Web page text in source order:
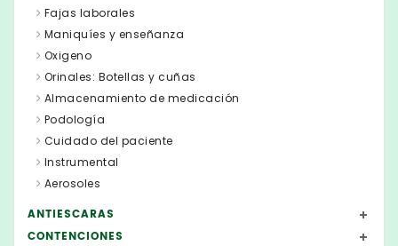
Fajas laborales
Maniquíes y enseñanza
Oxigeno
Orinales: Botellas y cuñas
Almacenamiento de medicación
Podología
Cuidado del paciente
Instrumental
Aerosoles
ANTIESCARAS
CONTENCIONES